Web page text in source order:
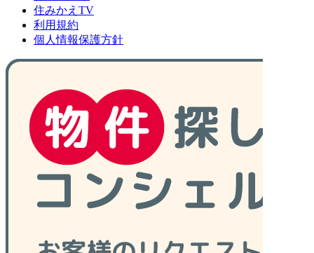
住みかえTV
利用規約
個人情報保護方針